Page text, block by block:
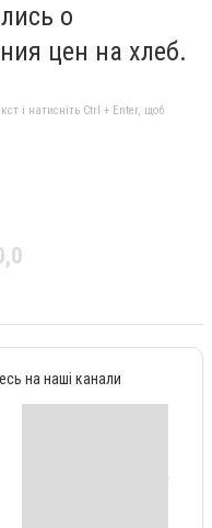
о
цен на хлеб.
і натисніть Ctrl + Enter, щоб
на наші канали